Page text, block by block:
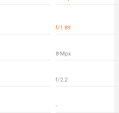
f/1.89
8 Mpx
f/2.2
-